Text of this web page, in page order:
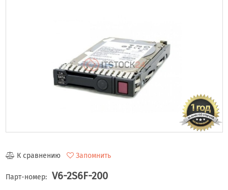
К сравнению Запомнить
Парт-номер: V6-2S6F-200